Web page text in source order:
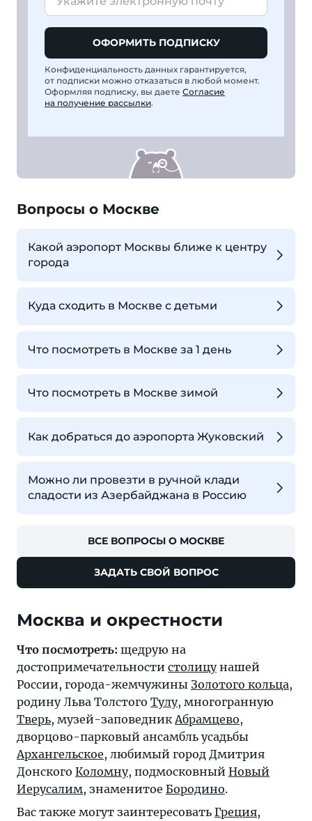
ОФОРМИТЬ ПОДПИСКУ
Конфиденциальность данных гарантируется,
от подписки можно отказаться в любой момент.
Оформляя подписку, вы даете Согласие
на получение рассылки.
Вопросы о Москве
Какой аэропорт Москвы ближе к центру
города
Куда сходить в Москве с детьми
Что посмотреть в Москве за 1 день
Что посмотреть в Москве зимой
Как добраться до аэропорта Жуковский
Можно ли провезти в ручной клади
сладости из Азербайджана в Россию
ВСЕ ВОПРОСЫ О МОСКВЕ
ЗАДАТЬ СВОЙ ВОПРОС
Москва и окрестности
Что посмотреть: щедрую на
достопримечательности столицунашей
России, города-жемчужины Золотого кольца,
родину Льва Толстого Тулу, многогранную
Тверь, музей-заповедник Абрамцево,
дворцово-парковый ансамбль усадьбы
Архангельское, любимый город Дмитрия
Донского Коломну, подмосковный Новый
Иерусалим, знаменитое Бородино.
Вас также могут заинтересовать Греция,